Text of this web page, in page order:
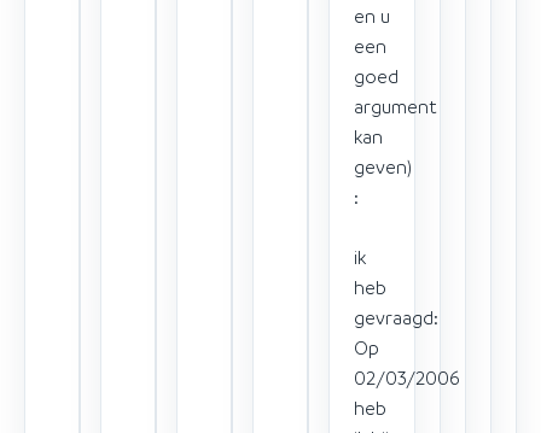
en u
een
goed
argument
kan
geven)
:
ik
heb
gevraagd:
Op
02/03/2006
heb